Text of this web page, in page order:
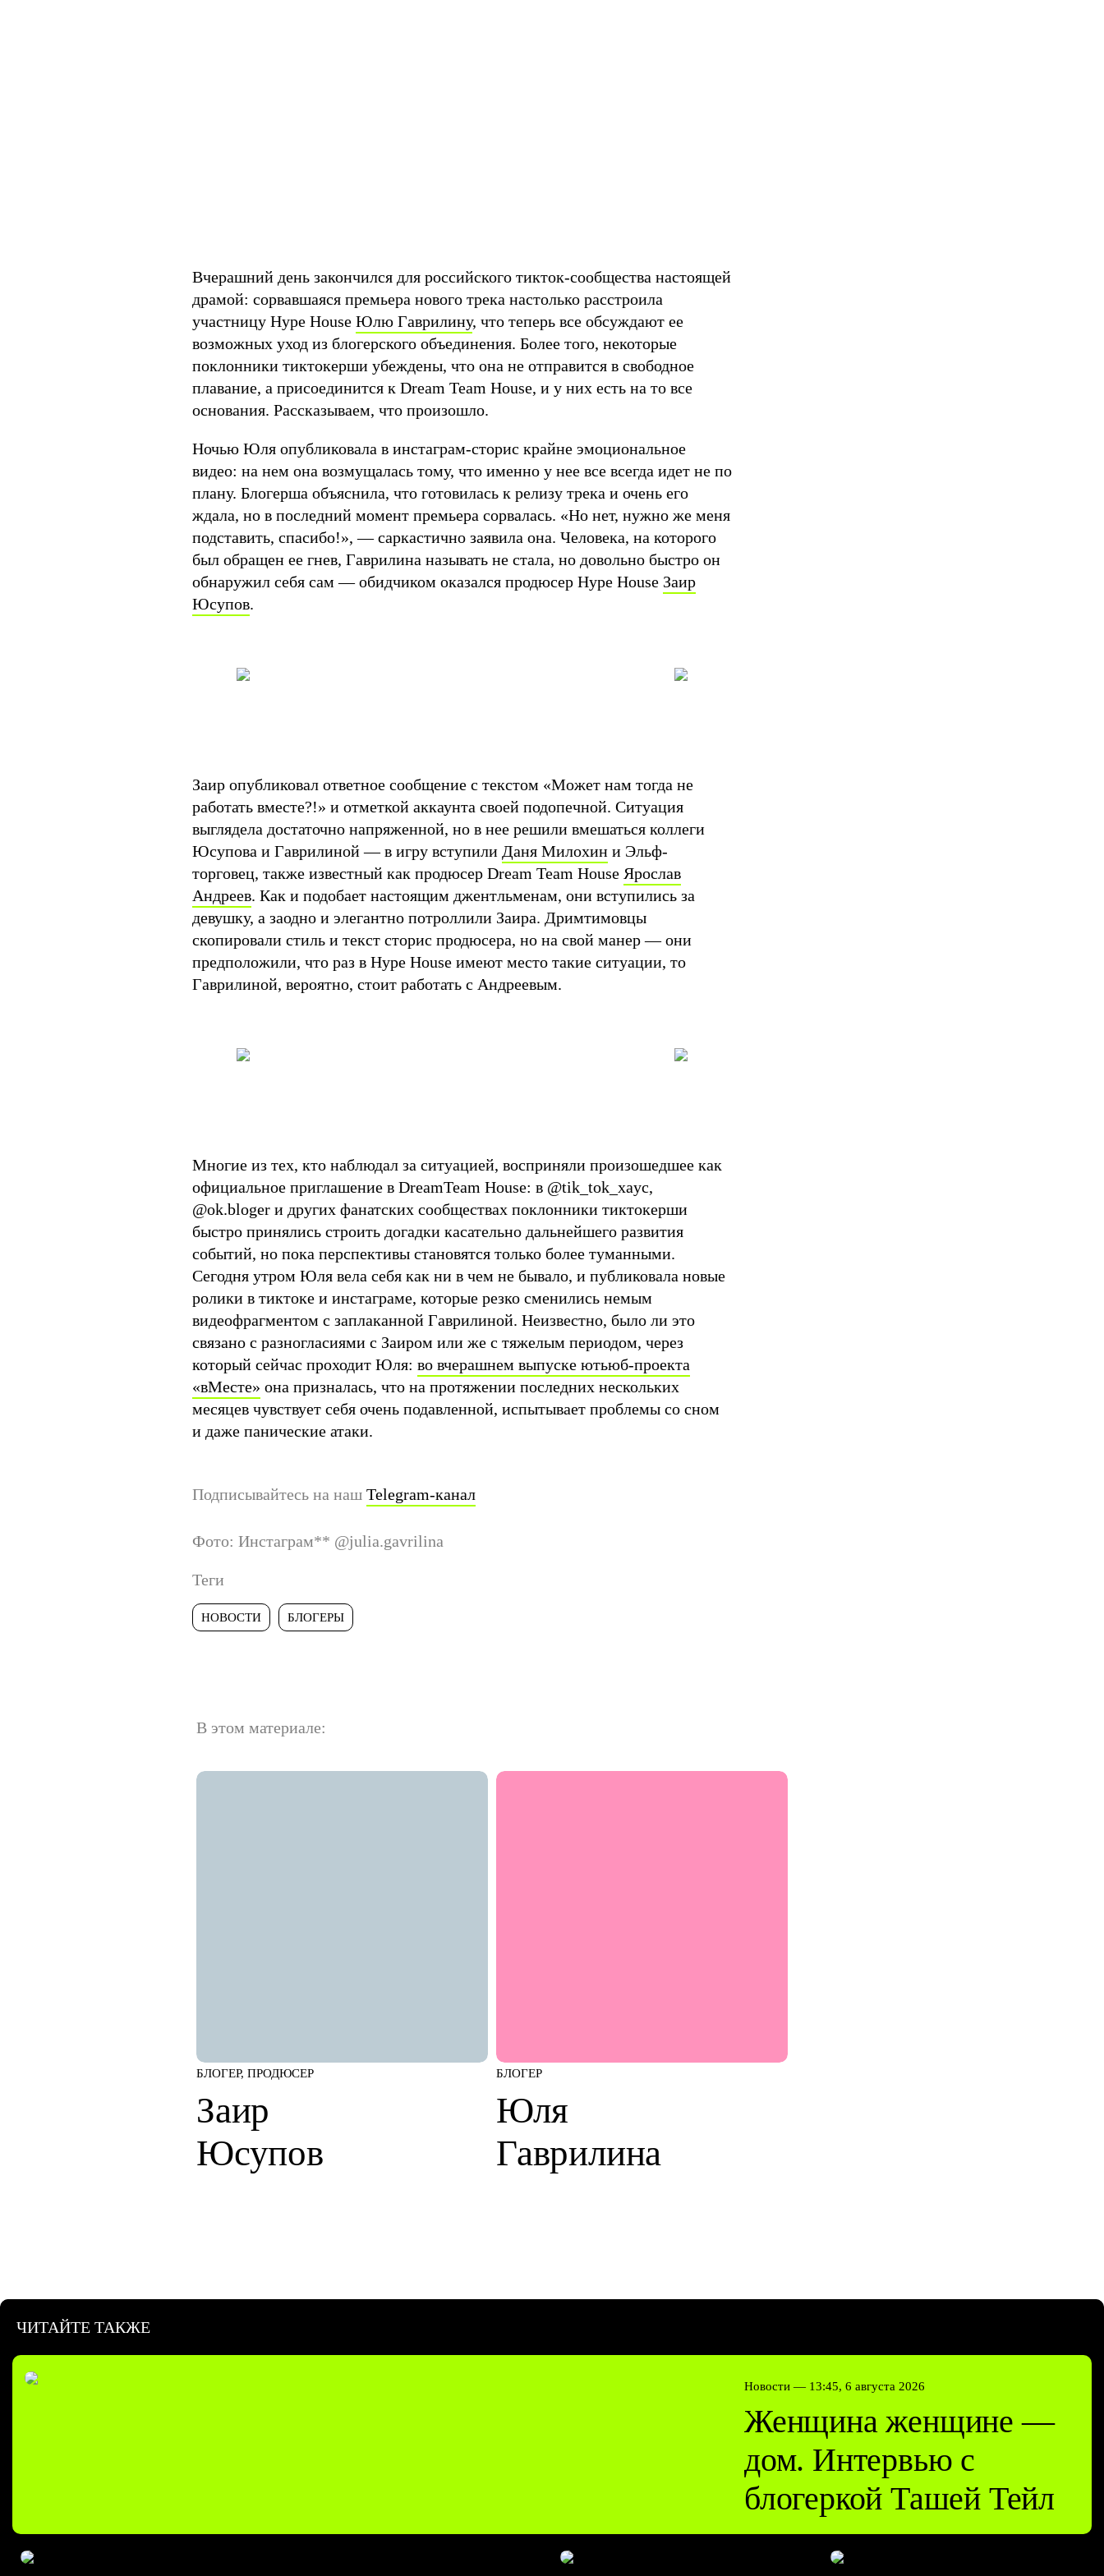
Вчерашний день закончился для российского тикток-сообщества настоящей
драмой: сорвавшаяся премьера нового трека настолько расстроила
участницу Hype House Юлю Гаврилину, что теперь все обсуждают ее
возможных уход из блогерского объединения. Более того, некоторые
поклонники тиктокерши убеждены, что она не отправится в свободное
плавание, а присоединится к Dream Team House, и у них есть на то все
основания. Рассказываем, что произошло.
Ночью Юля опубликовала в инстаграм-сторис крайне эмоциональное
видео: на нем она возмущалась тому, что именно у нее все всегда идет не по
плану. Блогерша объяснила, что готовилась к релизу трека и очень его
ждала, но в последний момент премьера сорвалась. «Но нет, нужно же меня
подставить, спасибо!», — саркастично заявила она. Человека, на которого
был обращен ее гнев, Гаврилина называть не стала, но довольно быстро он
обнаружил себя сам — обидчиком оказался продюсер Hype House Заир
Юсупов.
Заир опубликовал ответное сообщение с текстом «Может нам тогда не
работать вместе?!» и отметкой аккаунта своей подопечной. Ситуация
выглядела достаточно напряженной, но в нее решили вмешаться коллеги
Юсупова и Гаврилиной — в игру вступили Даня Милохин и Эльф-
торговец, также известный как продюсер Dream Team House Ярослав
Андреев. Как и подобает настоящим джентльменам, они вступились за
девушку, а заодно и элегантно потроллили Заира. Дримтимовцы
скопировали стиль и текст сторис продюсера, но на свой манер — они
предположили, что раз в Hype House имеют место такие ситуации, то
Гаврилиной, вероятно, стоит работать с Андреевым.
Многие из тех, кто наблюдал за ситуацией, восприняли произошедшее как
официальное приглашение в DreamTeam House: в @tik_tok_xayc,
@ok.bloger и других фанатских сообществах поклонники тиктокерши
быстро принялись строить догадки касательно дальнейшего развития
событий, но пока перспективы становятся только более туманными.
Сегодня утром Юля вела себя как ни в чем не бывало, и публиковала новые
ролики в тиктоке и инстаграме, которые резко сменились немым
видеофрагментом с заплаканной Гаврилиной. Неизвестно, было ли это
связано с разногласиями с Заиром или же с тяжелым периодом, через
который сейчас проходит Юля: во вчерашнем выпуске ютьюб-проекта
«вМесте» она призналась, что на протяжении последних нескольких
месяцев чувствует себя очень подавленной, испытывает проблемы со сном
и даже панические атаки.
Подписывайтесь на наш Telegram-канал
Фото: Инстаграм** @julia.gavrilina
Теги
НОВОСТИ БЛОГЕРЫ
В этом материале:
БЛОГЕР, ПРОДЮСЕР
Заир
Юсупов
БЛОГЕР
Юля
Гаврилина
ЧИТАЙТЕ ТАКЖЕ
Новости — 13:45, 6 августа 2026
Женщина женщине —
дом. Интервью с
блогеркой Ташей Тейл